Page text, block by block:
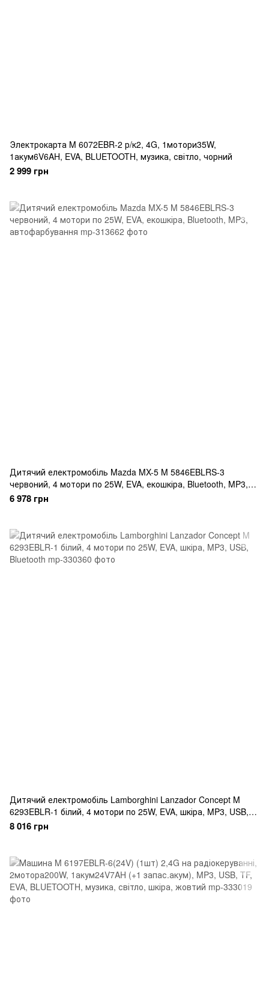
Электрокарта M 6072EBR-2 р/к2, 4G, 1мотори35W,
1акум6V6AH, EVA, BLUETOOTH, музика, світло, чорний
2 999 грн
Дитячий електромобіль Mazda MX-5 M 5846EBLRS-3
червоний, 4 мотори по 25W, EVA, екошкіра, Bluetooth, MP3,
автофарбування
6 978 грн
Дитячий електромобіль Lamborghini Lanzador Concept M
6293EBLR-1 білий, 4 мотори по 25W, EVA, шкіра, MP3, USB,
Bluetooth
8 016 грн